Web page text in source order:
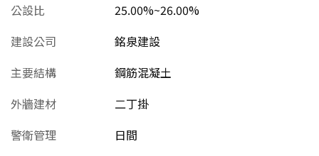
公設比
25.00%~26.00%
建設公司
銘泉建設
主要結構
鋼筋混凝土
外牆建材
二丁掛
警衛管理
日間